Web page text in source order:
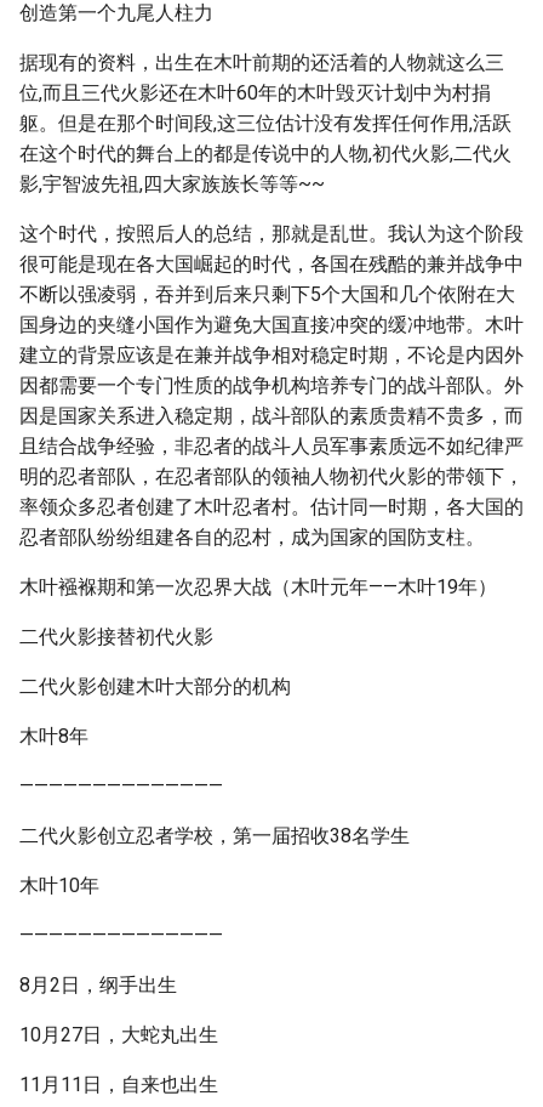
创造第一个九尾人柱力
据现有的资料，出生在木叶前期的还活着的人物就这么三
位,而且三代火影还在木叶60年的木叶毁灭计划中为村捐
躯。但是在那个时间段,这三位估计没有发挥任何作用,活跃
在这个时代的舞台上的都是传说中的人物,初代火影,二代火
影,宇智波先祖,四大家族族长等等~~
这个时代，按照后人的总结，那就是乱世。我认为这个阶段
很可能是现在各大国崛起的时代，各国在残酷的兼并战争中
不断以强凌弱，吞并到后来只剩下5个大国和几个依附在大
国身边的夹缝小国作为避免大国直接冲突的缓冲地带。木叶
建立的背景应该是在兼并战争相对稳定时期，不论是内因外
因都需要一个专门性质的战争机构培养专门的战斗部队。外
因是国家关系进入稳定期，战斗部队的素质贵精不贵多，而
且结合战争经验，非忍者的战斗人员军事素质远不如纪律严
明的忍者部队，在忍者部队的领袖人物初代火影的带领下，
率领众多忍者创建了木叶忍者村。估计同一时期，各大国的
忍者部队纷纷组建各自的忍村，成为国家的国防支柱。
木叶襁褓期和第一次忍界大战（木叶元年——木叶19年）
二代火影接替初代火影
二代火影创建木叶大部分的机构
木叶8年
——————————————
二代火影创立忍者学校，第一届招收38名学生
木叶10年
——————————————
8月2日，纲手出生
10月27日，大蛇丸出生
11月11日，自来也出生